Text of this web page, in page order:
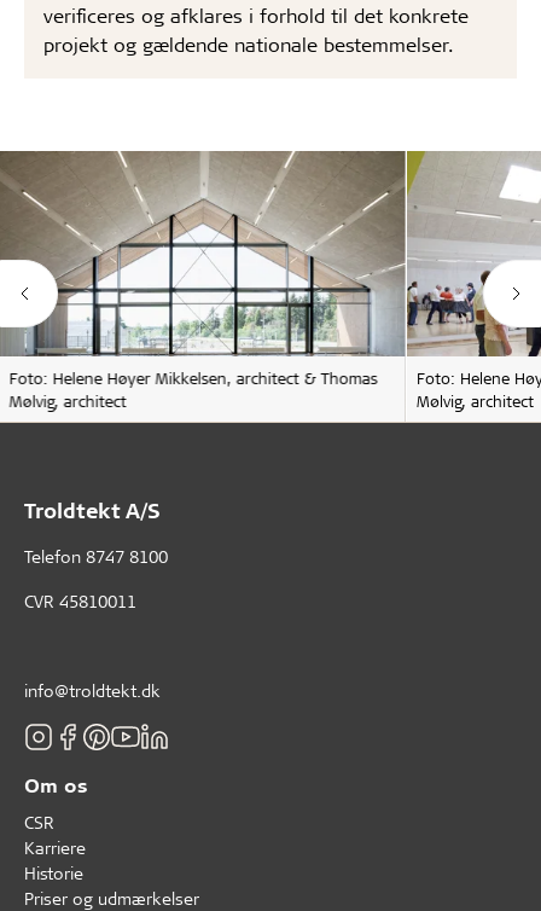
verificeres og afklares i forhold til det konkrete
projekt og gældende nationale bestemmelser.
Foto: Helene Høyer Mikkelsen, architect & Thomas
Mølvig, architect
Foto: Helene
Mølvig, architect
Troldtekt A/S
Telefon 8747 8100
CVR 45810011
info@troldtekt.dk
Om os
CSR
Karriere
Historie
Priser og udmærkelser